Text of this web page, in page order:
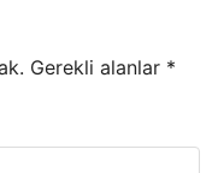
Gerekli alanlar *